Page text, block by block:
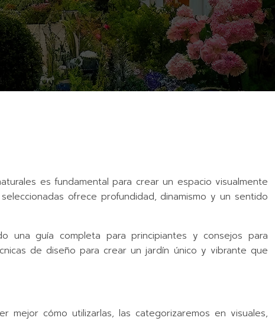
es fundamental para crear un espacio visualmente
ofrece profundidad, dinamismo y un sentido
una guía completa para principiantes y consejos para
de diseño para crear un jardín único y vibrante que
mejor cómo utilizarlas, las categorizaremos en visuales,